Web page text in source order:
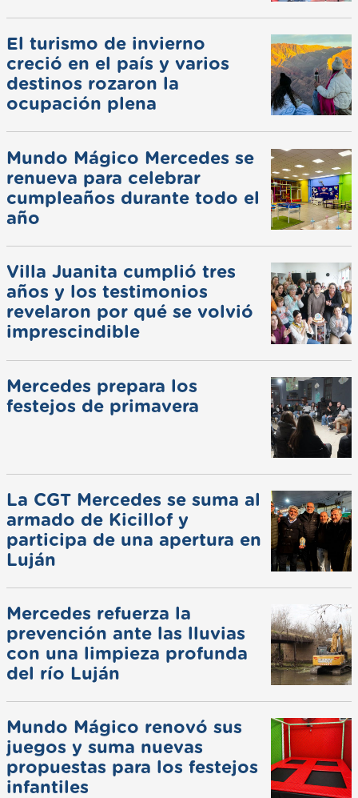
El turismo de invierno
creció en el país y varios
destinos rozaron la
ocupación plena
Mundo Mágico Mercedes se
renueva para celebrar
cumpleaños durante todo el
año
Villa Juanita cumplió tres
años y los testimonios
revelaron por qué se volvió
imprescindible
Mercedes prepara los
festejos de primavera
La CGT Mercedes se suma al
armado de Kicillof y
participa de una apertura en
Luján
Mercedes refuerza la
prevención ante las lluvias
con una limpieza profunda
del río Luján
Mundo Mágico renovó sus
juegos y suma nuevas
propuestas para los festejos
infantiles